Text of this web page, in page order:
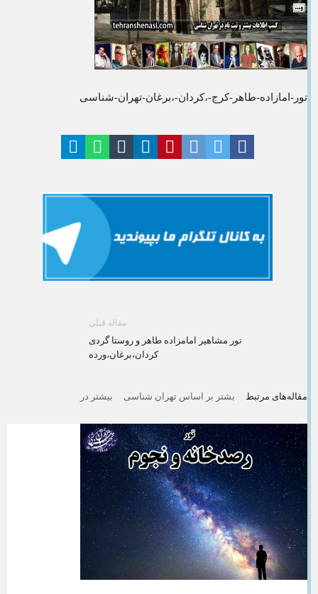
تور-امازاده-طاهر-کرج-،کردان-،برغان-تهران-شناسی
مقاله قبلی
تور مشاهیر امامزاده طاهر و روستا گردی
کردان،برغان،ورده
مقاله‌های مرتبط بشتر بر اساس تهران شناسی بیشتر در